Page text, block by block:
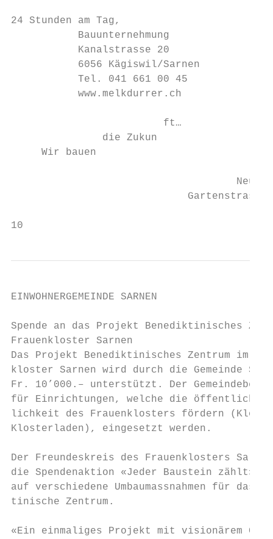
24 Stunden am Tag,
Bauunternehmung
Kanalstrasse 20
           6056 Kägiswil/Sarnen
           Tel. 041 661 00 45
www.melkdurrer.ch
                         ft…
               die Zukun
     Wir bauen
10
EINWOHNERGEMEINDE SARNEN
Spende an das Projekt Benediktinisches
Frauenkloster Sarnen
Das Projekt Benediktinisches Zentrum
kloster Sarnen wird durch die Gemeinde
Fr. 10’000.– unterstützt. Der
für Einrichtungen, welche die öffentliche
lichkeit des Frauenklosters fördern
Klosterladen), eingesetzt werden.
Der Freundeskreis des Frauenklosters
die Spendenaktion «Jeder Baustein zählt»
auf verschiedene Umbaumassnahmen für
tinische Zentrum.
«Ein einmaliges Projekt mit visionärem